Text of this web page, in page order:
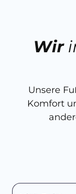
Wir
Unsere
Komfort